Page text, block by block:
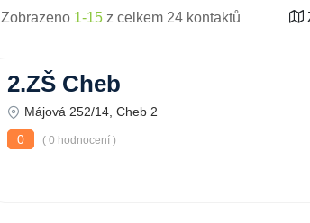
Zobrazeno 1-15 z celkem 24 kontaktů
2.ZŠ Cheb
Májová 252/14, Cheb 2
0
( 0 hodnocení )